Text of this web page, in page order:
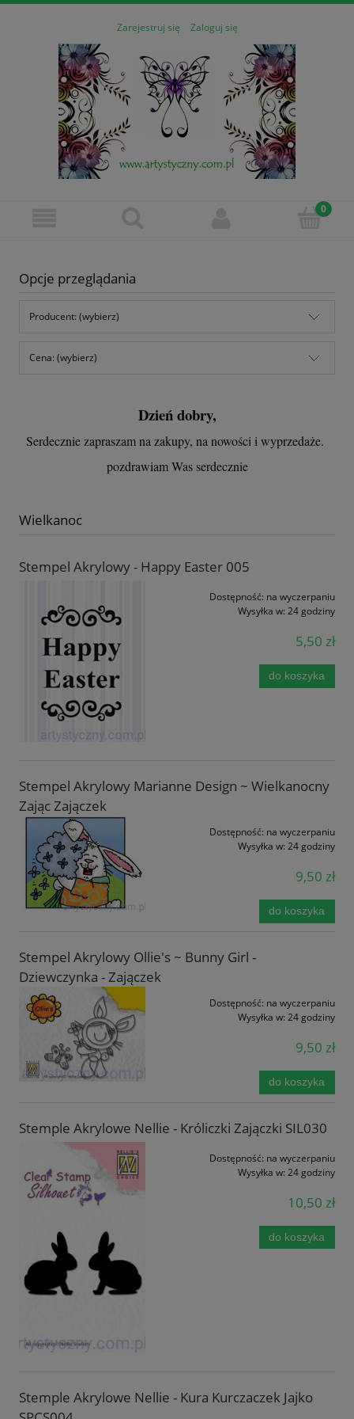
Zarejestruj się Zaloguj się
Opcje przeglądania
Producent: (wybierz)
Cena: (wybierz)
Dzień dobry,
Serdecznie zapraszam na zakupy, na nowości i wyprzedaże.
pozdrawiam Was serdecznie
Wielkanoc
Stempel Akrylowy - Happy Easter 005
Dostępność: na wyczerpaniu
Wysyłka w: 24 godziny
5,50 zł
do koszyka
Stempel Akrylowy Marianne Design ~ Wielkanocny
Zając Zajączek
Dostępność: na wyczerpaniu
Wysyłka w: 24 godziny
9,50 zł
do koszyka
Stempel Akrylowy Ollie's ~ Bunny Girl -
Dziewczynka - Zajączek
Dostępność: na wyczerpaniu
Wysyłka w: 24 godziny
9,50 zł
do koszyka
Stemple Akrylowe Nellie - Króliczki Zajączki SIL030
Dostępność: na wyczerpaniu
Wysyłka w: 24 godziny
10,50 zł
do koszyka
Stemple Akrylowe Nellie - Kura Kurczaczek Jajko